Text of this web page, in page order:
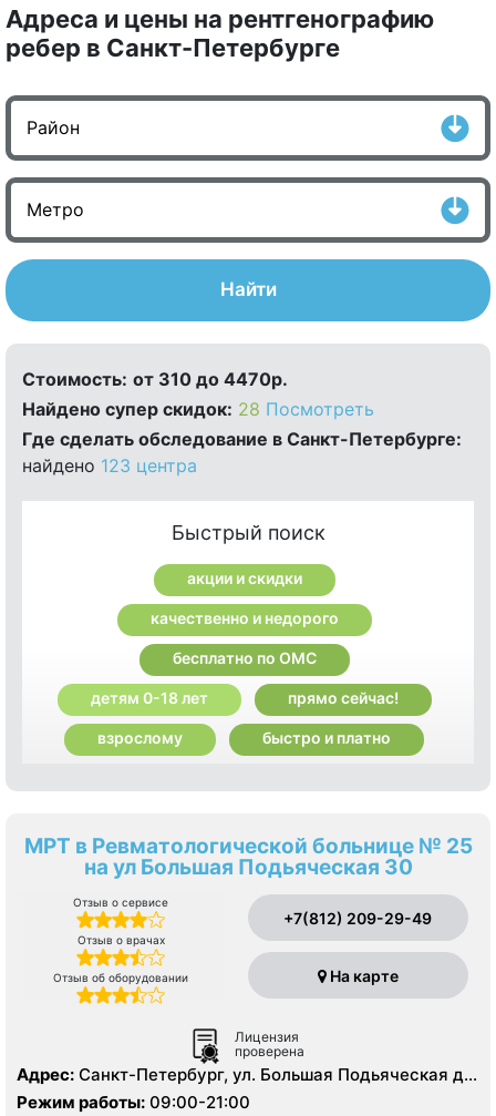
Адреса и цены на рентгенографию
ребер в Санкт-Петербурге
Найти
Стоимость: от 310 до 4470р.
Найдено cупер скидок: 28 Посмотреть
Где сделать обследование в Санкт-Петербурге:
найдено 123 центра
Быстрый поиск
акции и скидки
качественно и недорого
бесплатно по ОМС
детям 0-18 лет прямо сейчас!
взрослому быстро и платно
МРТ в Ревматологической больнице № 25
на ул Большая Подьяческая 30
Отзыв о сервисе
Отзыв о врачах
Отзыв об оборудовании
+7(812) 209-29-49
На карте
Лицензия
проверена
Адрес: Санкт-Петербург, ул. Большая Подьяческая д
30
Режим работы: 09:00-21:00